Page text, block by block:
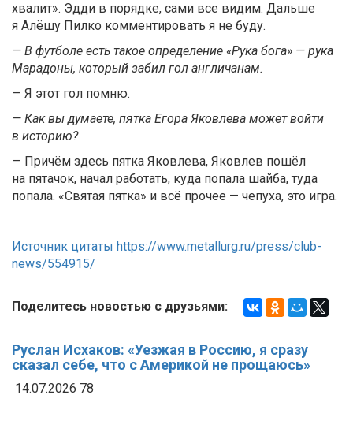
хвалит». Эдди в порядке, сами все видим. Дальше
я Алёшу Пилко комментировать я не буду.
— В футболе есть такое определение «Рука бога» — рука
Марадоны, который забил гол англичанам.
— Я этот гол помню.
— Как вы думаете, пятка Егора Яковлева может войти
в историю?
— Причём здесь пятка Яковлева, Яковлев пошёл
на пятачок, начал работать, куда попала шайба, туда
попала. «Святая пятка» и всё прочее — чепуха, это игра.
Источник цитаты https://www.metallurg.ru/press/club-
news/554915/
Поделитесь новостью с друзьями:
Руслан Исхаков: «Уезжая в Россию, я сразу
сказал себе, что с Америкой не прощаюсь»
14.07.2026 78